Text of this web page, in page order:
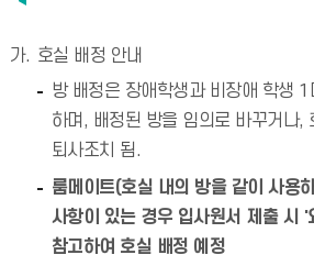
호실 배정 안내
방 배정은 장애학생과 비장애 학생
하며, 배정된 방을 임의로 바꾸거나,
퇴사조치 됨.
룸메이트(호실 내의 방을 같이 사용
사항이 있는 경우 입사원서 제출 시 '
참고하여 호실 배정 예정